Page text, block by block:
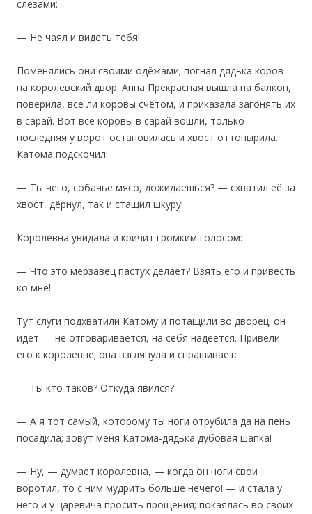
слезами:
— Не чаял и видеть тебя!
Поменялись они своими одёжами; погнал дядька коров
на королевский двор. Анна Прекрасная вышла на балкон,
поверила, все ли коровы счётом, и приказала загонять их
в сарай. Вот все коровы в сарай вошли, только
последняя у ворот остановилась и хвост оттопырила.
Катома подскочил:
— Ты чего, собачье мясо, дожидаешься? — схватил её за
хвост, дёрнул, так и стащил шкуру!
Королевна увидала и кричит громким голосом:
— Что это мерзавец пастух делает? Взять его и привесть
ко мне!
Тут слуги подхватили Катому и потащили во дворец; он
идёт — не отговаривается, на себя надеется. Привели
его к королевне; она взглянула и спрашивает:
— Ты кто таков? Откуда явился?
— А я тот самый, которому ты ноги отрубила да на пень
посадила; зовут меня Катома-дядька дубовая шапка!
— Ну, — думает королевна, — когда он ноги свои
воротил, то с ним мудрить больше нечего! — и стала у
него и у царевича просить прощения; покаялась во своих